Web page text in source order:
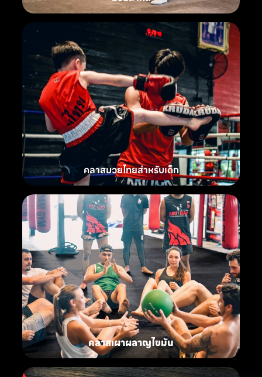
คลาสมวยไทยสำหรับเด็ก
คลาสเผาผลาญไขมัน